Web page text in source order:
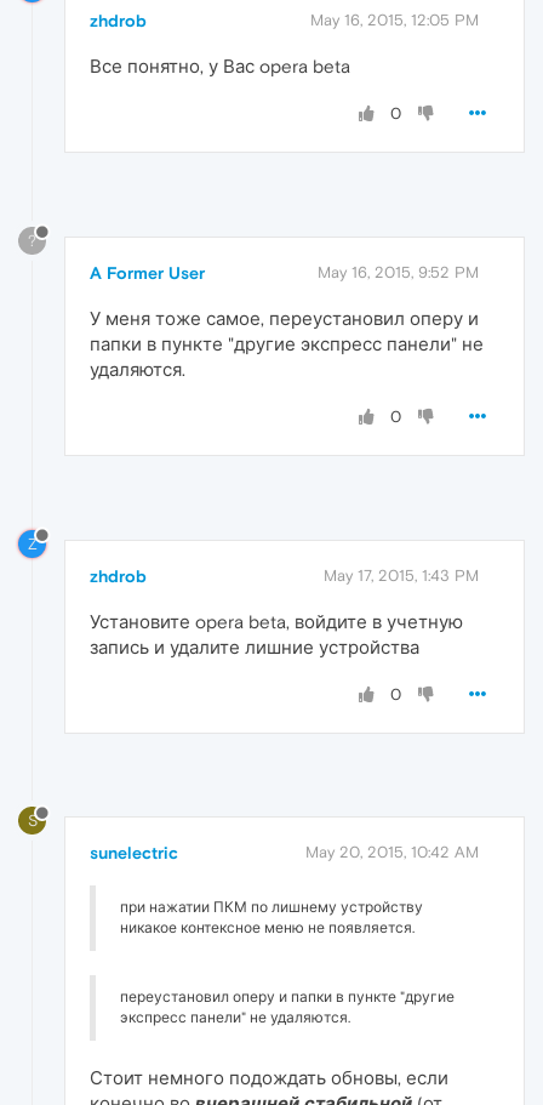
zhdrob May 16, 2015, 12:05 PM
Все понятно, у Вас opera beta
0
?
A Former User May 16, 2015, 9:52 PM
У меня тоже самое, переустановил оперу и
папки в пункте "другие экспресс панели" не
удаляются.
0
Z
zhdrob May 17, 2015, 1:43 PM
Установите opera beta, войдите в учетную
запись и удалите лишние устройства
0
S
sunelectric May 20, 2015, 10:42 AM
при нажатии ПКМ по лишнему устройству
никакое контексное меню не появляется.
переустановил оперу и папки в пункте "другие
экспресс панели" не удаляются.
Стоит немного подождать обновы, если